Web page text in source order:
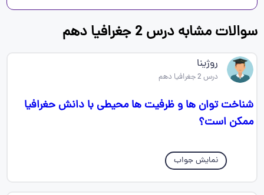
سوالات مشابه درس 2 جغرافیا دهم
روژینا
درس 2 جغرافیا دهم
شناخت توان ها و ظرفیت ها محیطی با دانش حغرافیا
ممکن است؟
نمایش جواب